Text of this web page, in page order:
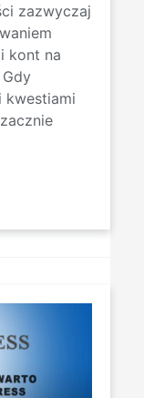
zazwyczaj
kont na
kwestiami